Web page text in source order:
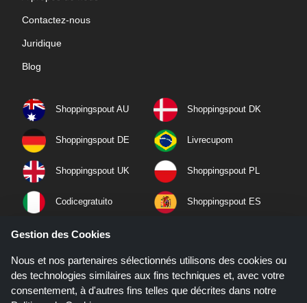
Contactez-nous
Juridique
Blog
Shoppingspout AU Shoppingspout DK
Shoppingspout DE Livrecupom
Shoppingspout UK Shoppingspout PL
Codicegratuito Shoppingspout ES
Shoppingspout NL
Shoppingspout PT Shoppingspout NO
Gestion des Cookies
Nous et nos partenaires sélectionnés utilisons des cookies ou
des technologies similaires aux fins techniques et, avec votre
consentement, à d'autres fins telles que décrites dans notre